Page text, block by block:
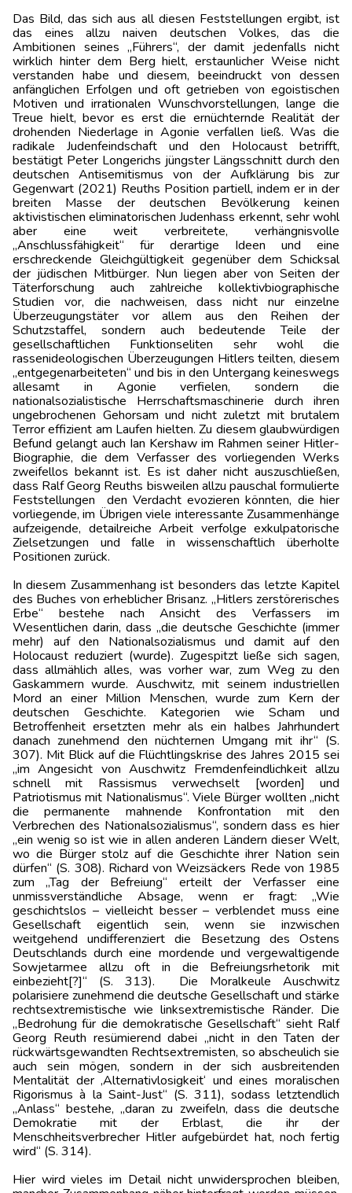
Das Bild, das sich aus all diesen Feststellungen ergibt, ist
das eines allzu naiven deutschen Volkes, das die
Ambitionen seines „Führers“, der damit jedenfalls nicht
wirklich hinter dem Berg hielt, erstaunlicher Weise nicht
verstanden habe und diesem, beeindruckt von dessen
anfänglichen Erfolgen und oft getrieben von egoistischen
Motiven und irrationalen Wunschvorstellungen, lange die
Treue hielt, bevor es erst die ernüchternde Realität der
drohenden Niederlage in Agonie verfallen ließ. Was die
radikale Judenfeindschaft und den Holocaust betrifft,
bestätigt Peter Longerichs jüngster Längsschnitt durch den
deutschen Antisemitismus von der Aufklärung bis zur
Gegenwart (2021) Reuths Position partiell, indem er in der
breiten Masse der deutschen Bevölkerung keinen
aktivistischen eliminatorischen Judenhass erkennt, sehr wohl
aber eine weit verbreitete, verhängnisvolle
„Anschlussfähigkeit“ für derartige Ideen und eine
erschreckende Gleichgültigkeit gegenüber dem Schicksal
der jüdischen Mitbürger. Nun liegen aber von Seiten der
Täterforschung auch zahlreiche kollektivbiographische
Studien vor, die nachweisen, dass nicht nur einzelne
Überzeugungstäter vor allem aus den Reihen der
Schutzstaffel, sondern auch bedeutende Teile der
gesellschaftlichen Funktionseliten sehr wohl die
rassenideologischen Überzeugungen Hitlers teilten, diesem
„entgegenarbeiteten“ und bis in den Untergang keineswegs
allesamt in Agonie verfielen, sondern die
nationalsozialistische Herrschaftsmaschinerie durch ihren
ungebrochenen Gehorsam und nicht zuletzt mit brutalem
Terror effizient am Laufen hielten. Zu diesem glaubwürdigen
Befund gelangt auch Ian Kershaw im Rahmen seiner Hitler-
Biographie, die dem Verfasser des vorliegenden Werks
zweifellos bekannt ist. Es ist daher nicht auszuschließen,
dass Ralf Georg Reuths bisweilen allzu pauschal formulierte
Feststellungen den Verdacht evozieren könnten, die hier
vorliegende, im Übrigen viele interessante Zusammenhänge
aufzeigende, detailreiche Arbeit verfolge exkulpatorische
Zielsetzungen und falle in wissenschaftlich überholte
Positionen zurück.
In diesem Zusammenhang ist besonders das letzte Kapitel
des Buches von erheblicher Brisanz. „Hitlers zerstörerisches
Erbe“ bestehe nach Ansicht des Verfassers im
Wesentlichen darin, dass „die deutsche Geschichte (immer
mehr) auf den Nationalsozialismus und damit auf den
Holocaust reduziert (wurde). Zugespitzt ließe sich sagen,
dass allmählich alles, was vorher war, zum Weg zu den
Gaskammern wurde. Auschwitz, mit seinem industriellen
Mord an einer Million Menschen, wurde zum Kern der
deutschen Geschichte. Kategorien wie Scham und
Betroffenheit ersetzten mehr als ein halbes Jahrhundert
danach zunehmend den nüchternen Umgang mit ihr“ (S.
307). Mit Blick auf die Flüchtlingskrise des Jahres 2015 sei
„im Angesicht von Auschwitz Fremdenfeindlichkeit allzu
schnell mit Rassismus verwechselt [worden] und
Patriotismus mit Nationalismus“. Viele Bürger wollten „nicht
die permanente mahnende Konfrontation mit den
Verbrechen des Nationalsozialismus“, sondern dass es hier
„ein wenig so ist wie in allen anderen Ländern dieser Welt,
wo die Bürger stolz auf die Geschichte ihrer Nation sein
dürfen“ (S. 308). Richard von Weizsäckers Rede von 1985
zum „Tag der Befreiung“ erteilt der Verfasser eine
unmissverständliche Absage, wenn er fragt: „Wie
geschichtslos – vielleicht besser – verblendet muss eine
Gesellschaft eigentlich sein, wenn sie inzwischen
weitgehend undifferenziert die Besetzung des Ostens
Deutschlands durch eine mordende und vergewaltigende
Sowjetarmee allzu oft in die Befreiungsrhetorik mit
einbezieht[?]“ (S. 313). Die Moralkeule Auschwitz
polarisiere zunehmend die deutsche Gesellschaft und stärke
rechtsextremistische wie linksextremistische Ränder. Die
„Bedrohung für die demokratische Gesellschaft“ sieht Ralf
Georg Reuth resümierend dabei „nicht in den Taten der
rückwärtsgewandten Rechtsextremisten, so abscheulich sie
auch sein mögen, sondern in der sich ausbreitenden
Mentalität der ‚Alternativlosigkeit‘ und eines moralischen
Rigorismus à la Saint-Just“ (S. 311), sodass letztendlich
„Anlass“ bestehe, „daran zu zweifeln, dass die deutsche
Demokratie mit der Erblast, die ihr der
Menschheitsverbrecher Hitler aufgebürdet hat, noch fertig
wird“ (S. 314).
Hier wird vieles im Detail nicht unwidersprochen bleiben,